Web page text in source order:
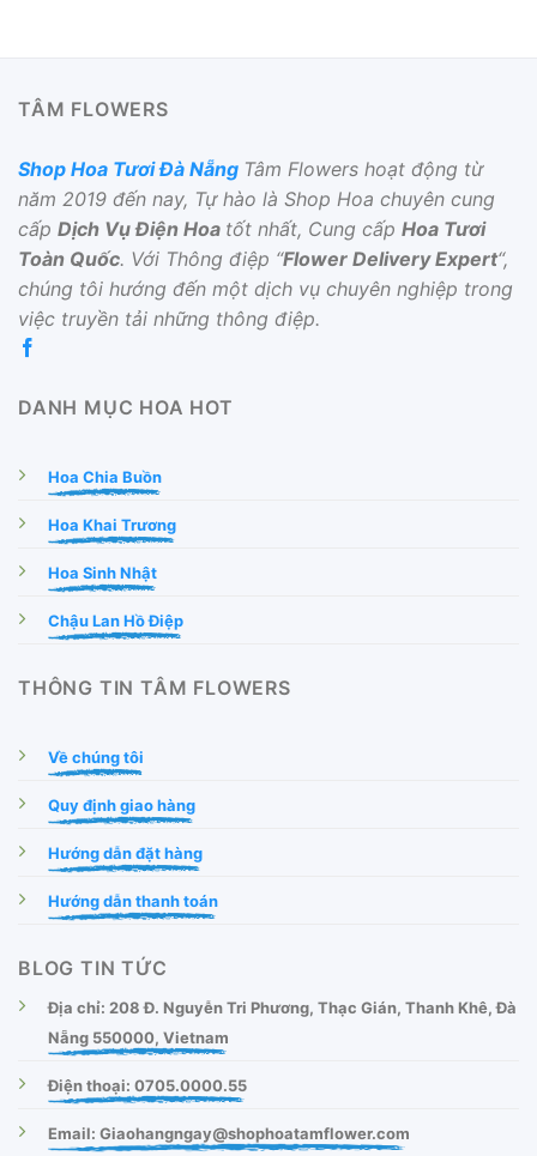
TÂM FLOWERS
Shop Hoa Tươi Đà Nẵng Tâm Flowers hoạt động từ
năm 2019 đến nay, Tự hào là Shop Hoa chuyên cung
cấp Dịch Vụ Điện Hoa tốt nhất, Cung cấp Hoa Tươi
Toàn Quốc. Với Thông điệp “Flower Delivery Expert“,
chúng tôi hướng đến một dịch vụ chuyên nghiệp trong
việc truyền tải những thông điệp.
DANH MỤC HOA HOT
Hoa Chia Buồn
Hoa Khai Trương
Hoa Sinh Nhật
Chậu Lan Hồ Điệp
THÔNG TIN TÂM FLOWERS
Về chúng tôi
Quy định giao hàng
Hướng dẫn đặt hàng
Hướng dẫn thanh toán
BLOG TIN TỨC
Địa chỉ: 208 Đ. Nguyễn Tri Phương, Thạc Gián, Thanh Khê, Đà
Nẵng 550000, Vietnam
Điện thoại: 0705.0000.55
Email: Giaohangngay@shophoatamflower.com